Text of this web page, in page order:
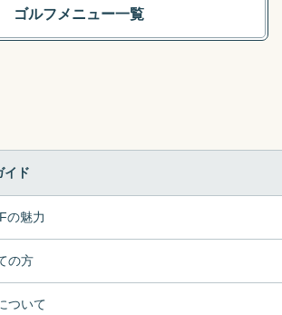
ゴルフメニュー一覧
イド
の魅力
の方
ついて